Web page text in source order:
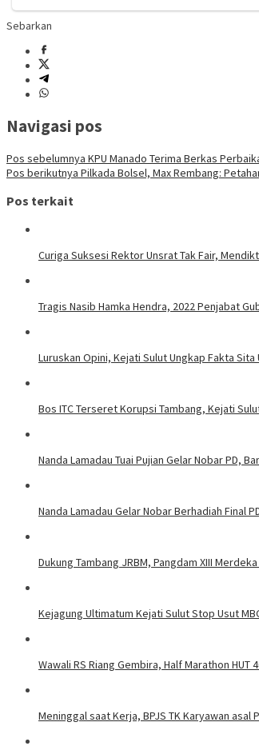
Sebarkan
Navigasi pos
Pos sebelumnya KPU Manado Terima Berkas
Pos berikutnya Pilkada Bolsel, Max Rembang:
Pos terkait
Curiga Suksesi Rektor Unsrat Tak Fair,
Tragis Nasib Hamka Hendra, 2022 Penjabat
Luruskan Opini, Kejati Sulut Ungkap Fakta Sita
Bos ITC Terseret Korupsi Tambang, Kejati
Nanda Lamadau Tuai Pujian Gelar Nobar PD,
Nanda Lamadau Gelar Nobar Berhadiah Final
Dukung Tambang JRBM, Pangdam XIII
Kejagung Ultimatum Kejati Sulut Stop Usut
Wawali RS Riang Gembira, Half Marathon HUT
Meninggal saat Kerja, BPJS TK Karyawan asal